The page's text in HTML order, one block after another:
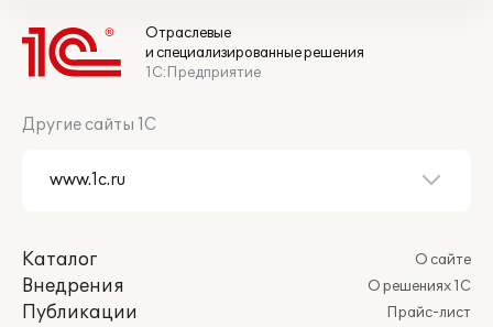
Отраслевые
и специализированные решения
1С:Предприятие
Другие сайты 1С
Каталог
Внедрения
Публикации
О сайте
О решениях 1С
Прайс-лист